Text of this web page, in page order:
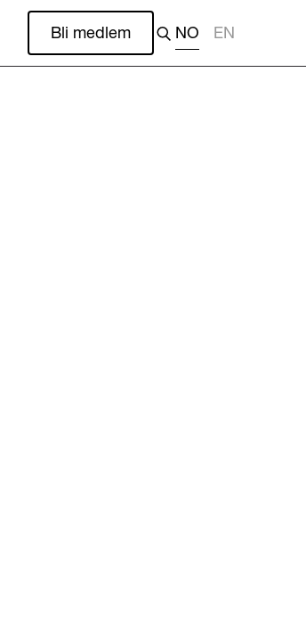
Bli medlem NO EN